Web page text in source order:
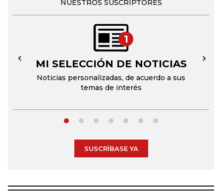
NUESTROS SUSCRIPTORES
1
MI SELECCIÓN DE NOTICIAS
Noticias personalizadas, de acuerdo a sus
temas de interés
← →
SUSCRÍBASE YA